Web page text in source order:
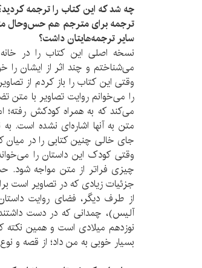
چه شد که این کتاب را ترجمه
ترجمه برای مترجم هم حس‌و‌حال
سایر ترجمه‌هایتان داشت؟
نسخه اصلی این کتاب را در خانه
می‌شناختم و چند اثر از ایشان را
وقتی این کتاب را باز کردم از
را می‌خوانم روایت تصاویر با متن
می‌کند که به همراه کودکش رفته؛
متن به آنها اشاره‌ای نشده است.
جای خالی چنین کتابی را در
وقتی کودک این داستان را
چیزی فراتر از متن مواجه شود.
جزئیات زیادی که در تصاویر است
از طرف دیگر، فضای روایت
آلیس)، چمدانی که در دست
نوزدهم میلادی است و همین نکته
بسیار خوبی به من داد؛ از قصه و